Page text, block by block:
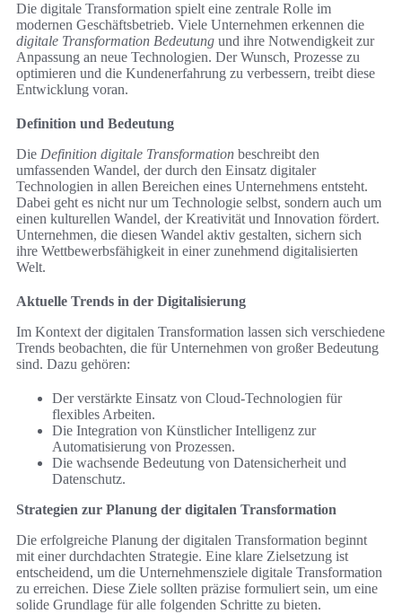
Die digitale Transformation spielt eine zentrale Rolle im
modernen Geschäftsbetrieb. Viele Unternehmen erkennen die
digitale Transformation Bedeutung und ihre Notwendigkeit zur
Anpassung an neue Technologien. Der Wunsch, Prozesse zu
optimieren und die Kundenerfahrung zu verbessern, treibt diese
Entwicklung voran.
Definition und Bedeutung
Die Definition digitale Transformation beschreibt den
umfassenden Wandel, der durch den Einsatz digitaler
Technologien in allen Bereichen eines Unternehmens entsteht.
Dabei geht es nicht nur um Technologie selbst, sondern auch um
einen kulturellen Wandel, der Kreativität und Innovation fördert.
Unternehmen, die diesen Wandel aktiv gestalten, sichern sich
ihre Wettbewerbsfähigkeit in einer zunehmend digitalisierten
Welt.
Aktuelle Trends in der Digitalisierung
Im Kontext der digitalen Transformation lassen sich verschiedene
Trends beobachten, die für Unternehmen von großer Bedeutung
sind. Dazu gehören:
Der verstärkte Einsatz von Cloud-Technologien für
flexibles Arbeiten.
Die Integration von Künstlicher Intelligenz zur
Automatisierung von Prozessen.
Die wachsende Bedeutung von Datensicherheit und
Datenschutz.
Strategien zur Planung der digitalen Transformation
Die erfolgreiche Planung der digitalen Transformation beginnt
mit einer durchdachten Strategie. Eine klare Zielsetzung ist
entscheidend, um die Unternehmensziele digitale Transformation
zu erreichen. Diese Ziele sollten präzise formuliert sein, um eine
solide Grundlage für alle folgenden Schritte zu bieten.